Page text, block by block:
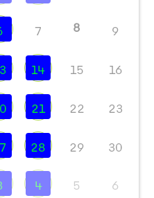
7 8 9
14 15 16
21 22 23
28 29 30
4 5 6